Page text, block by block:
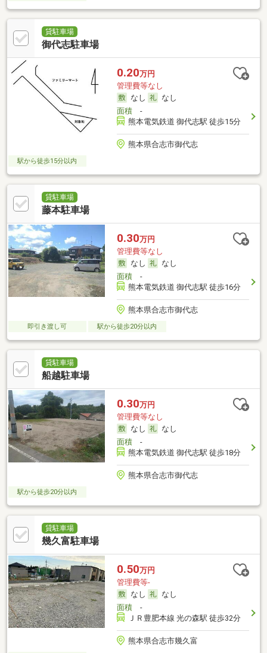
貸駐車場
御代志駐車場
0.20万円
管理費等なし
なし
なし
面積-
熊本電気鉄道 御代志駅 徒歩15分
熊本県合志市御代志
駅から徒歩15分以内
貸駐車場
藤本駐車場
0.30万円
管理費等なし
なし
なし
面積-
熊本電気鉄道 御代志駅 徒歩16分
熊本県合志市御代志
即引き渡し可 駅から徒歩20分以内
貸駐車場
船越駐車場
0.30万円
管理費等なし
なし
なし
面積-
熊本電気鉄道 御代志駅 徒歩18分
熊本県合志市御代志
駅から徒歩20分以内
貸駐車場
幾久富駐車場
0.50万円
管理費等-
なし
なし
面積-
ＪＲ豊肥本線 光の森駅 徒歩32分
熊本県合志市幾久富